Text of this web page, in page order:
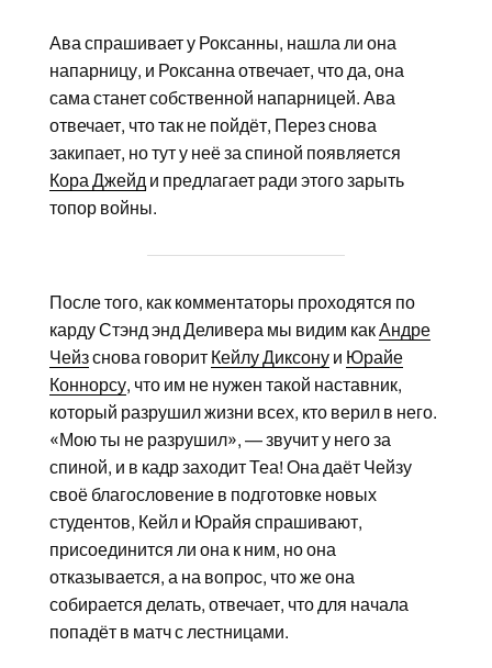
Ава спрашивает у Роксанны, нашла ли она
напарницу, и Роксанна отвечает, что да, она
сама станет собственной напарницей. Ава
отвечает, что так не пойдёт, Перез снова
закипает, но тут у неё за спиной появляется
Кора Джейд и предлагает ради этого зарыть
топор войны.
После того, как комментаторы проходятся по
карду Стэнд энд Деливера мы видим какАндре
Чейзснова говорит Кейлу Диксонуи Юрайе
Коннорсу, что им не нужен такой наставник,
который разрушил жизни всех, кто верил в него.
«Мою ты не разрушил», — звучит у него за
спиной, и в кадр заходит Теа! Она даёт Чейзу
своё благословение в подготовке новых
студентов, Кейл и Юрайя спрашивают,
присоединится ли она к ним, но она
отказывается, а на вопрос, что же она
собирается делать, отвечает, что для начала
попадёт в матч с лестницами.